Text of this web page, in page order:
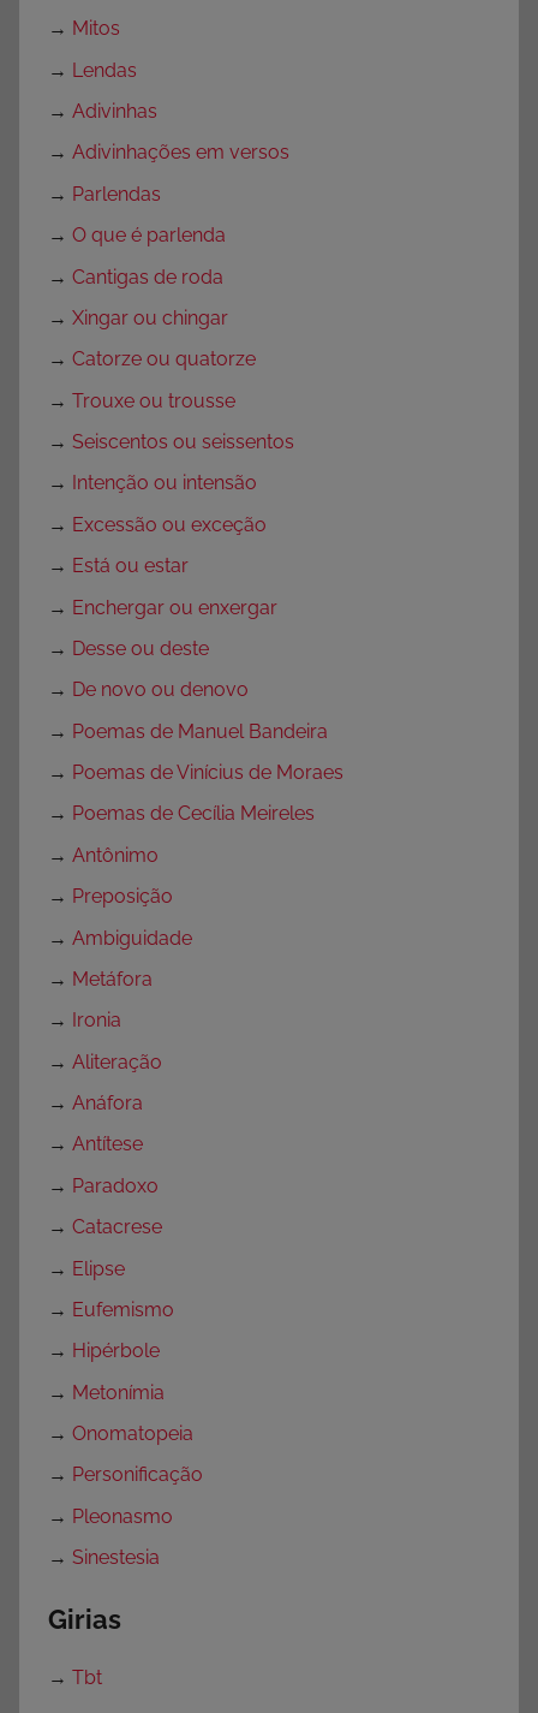
→ Mitos
→ Lendas
→ Adivinhas
→ Adivinhações em versos
→ Parlendas
→ O que é parlenda
→ Cantigas de roda
→ Xingar ou chingar
→ Catorze ou quatorze
→ Trouxe ou trousse
→ Seiscentos ou seissentos
→
Intenção ou intensão
→ Excessão ou exceção
→ Está ou estar
→ Enchergar ou enxergar
→ Desse ou deste
→ De novo ou denovo
→ Poemas de Manuel Bandeira
→ Poemas de Vinícius de Moraes
→ Poemas de Cecília Meireles
→ Antônimo
→ Preposição
→ Ambiguidade
→ Metáfora
→
Ironia
→ Aliteração
→ Anáfora
→ Antítese
→ Paradoxo
→ Catacrese
→ Elipse
→ Eufemismo
→ Hipérbole
→ Metonímia
→ Onomatopeia
→ Personificação
→ Pleonasmo
→ Sinestesia
Girias
→ Tbt